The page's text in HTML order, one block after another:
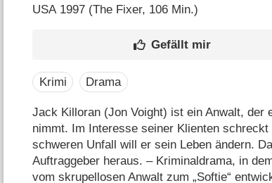
USA1997 (The Fixer‎, 106 Min.)
Krimi Drama
Jack Killoran (Jon Voight) ist ein Anwalt, der
nimmt. Im Interesse seiner Klienten
schweren Unfall will er sein Leben ändern.
Auftraggeber heraus. – Kriminaldrama, in
vom skrupellosen Anwalt zum „Softie“